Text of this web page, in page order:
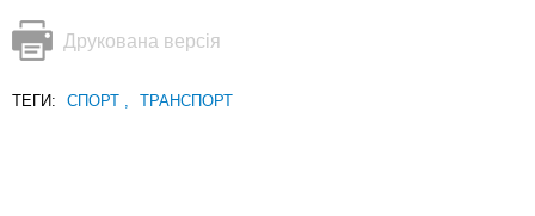
Друкована версія
ТЕГИ: СПОРТ , ТРАНСПОРТ